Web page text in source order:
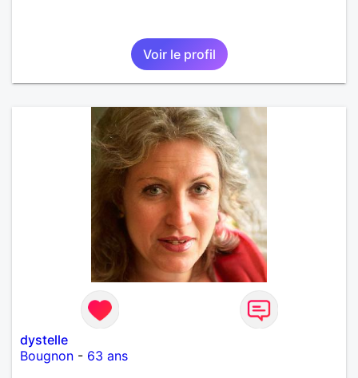
Voir le profil
dystelle
Bougnon - 63 ans